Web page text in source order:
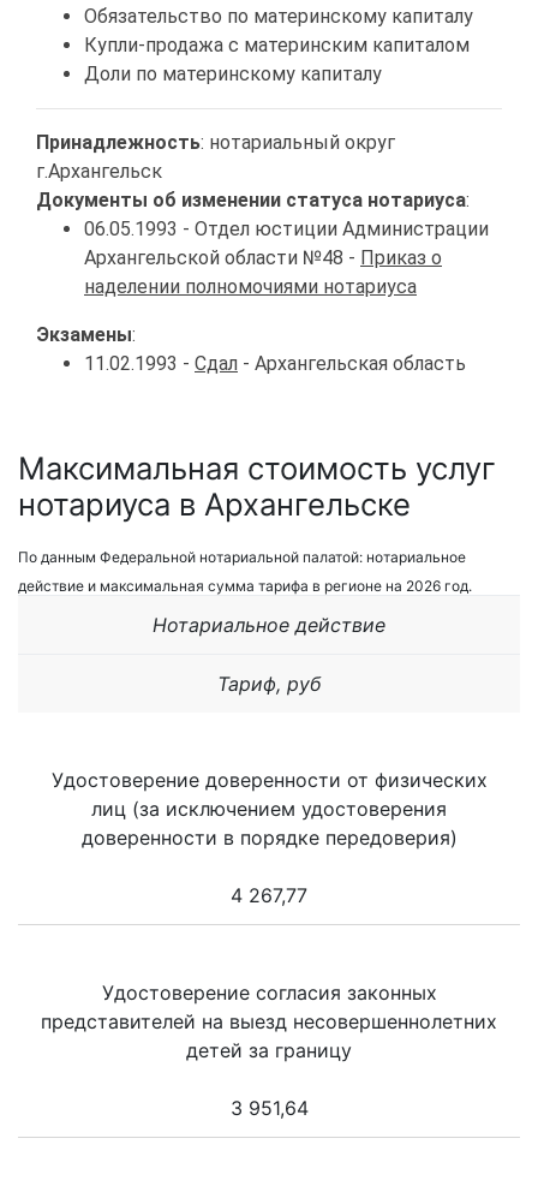
Обязательство по материнскому капиталу
Купли-продажа с материнским капиталом
Доли по материнскому капиталу
Принадлежность: нотариальный округ
г.Архангельск
Документы об изменении статуса нотариуса:
06.05.1993 - Отдел юстиции Администрации
Архангельской области №48 - Приказ о
наделении полномочиями нотариуса
Экзамены:
11.02.1993 - Сдал - Архангельская область
Максимальная стоимость услуг
нотариуса в Архангельске
По данным Федеральной нотариальной палатой: нотариальное
действие и максимальная сумма тарифа в регионе на 2026 год.
Нотариальное действие
Тариф, руб
Удостоверение доверенности от физических
лиц (за исключением удостоверения
доверенности в порядке передоверия)
4 267,77
Удостоверение согласия законных
представителей на выезд несовершеннолетних
детей за границу
3 951,64